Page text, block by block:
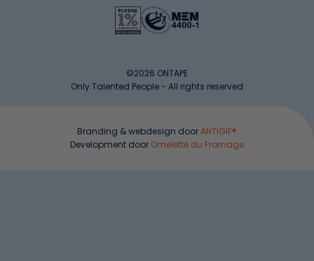
©2026 ONTAPE
Only Talented People - All rights reserved
Branding & webdesign doorANTIGIF®
Development door Omelette du Fromage